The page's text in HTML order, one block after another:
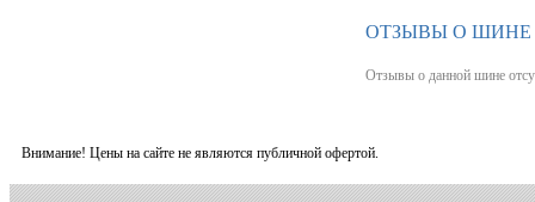
ОТЗЫВЫ О ШИНЕ
Отзывы о данной шине
Внимание! Цены на сайте не являются публичной офертой.